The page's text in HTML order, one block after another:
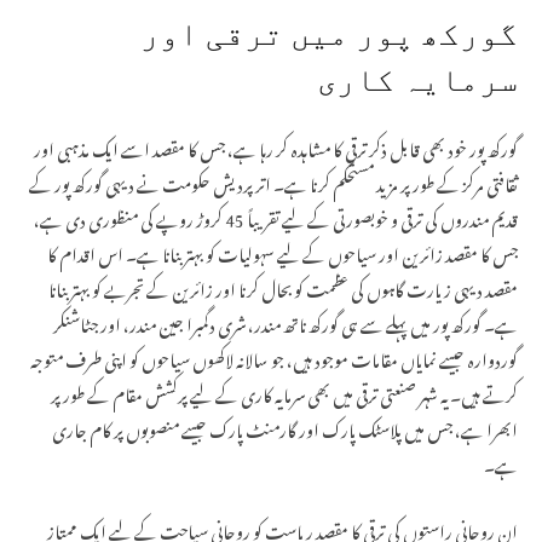
گورکھ پور میں ترقی اور
سرمایہ کاری
گورکھ پور خود بھی قابل ذکر ترقی کا مشاہدہ کر رہا ہے، جس کا مقصد اسے ایک مذہبی اور
ثقافتی مرکز کے طور پر مزید مستحکم کرنا ہے۔ اترپردیش حکومت نے دیہی گورکھ پور کے
قدیم مندروں کی ترقی و خوبصورتی کے لیے تقریباً 45 کروڑ روپے کی منظوری دی ہے،
جس کا مقصد زائرین اور سیاحوں کے لیے سہولیات کو بہتر بنانا ہے۔ اس اقدام کا
مقصد دیہی زیارت گاہوں کی عظمت کو بحال کرنا اور زائرین کے تجربے کو بہتر بنانا
ہے۔ گورکھ پور میں پہلے سے ہی گورکھ ناتھ مندر، شری دگمبرا جین مندر، اور جٹاشنکر
گوردوارہ جیسے نمایاں مقامات موجود ہیں، جو سالانہ لاکھوں سیاحوں کو اپنی طرف متوجہ
کرتے ہیں۔ یہ شہر صنعتی ترقی میں بھی سرمایہ کاری کے لیے پرکشش مقام کے طور پر
ابھرا ہے، جس میں پلاسٹک پارک اور گارمنٹ پارک جیسے منصوبوں پر کام جاری
ہے۔
ان روحانی راستوں کی ترقی کا مقصد ریاست کو روحانی سیاحت کے لیے ایک ممتاز